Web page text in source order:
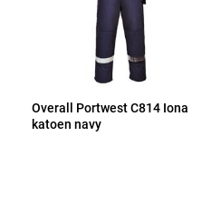
Overall Portwest C814 Iona
katoen navy